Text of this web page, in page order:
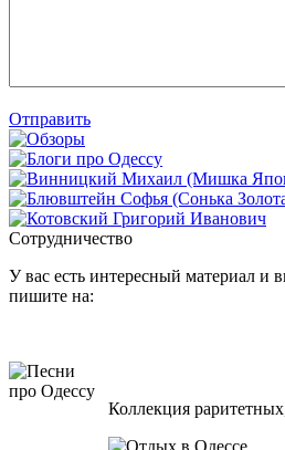
Отправить
Сотрудничество
У вас есть интересный материал и
пишите на:
Коллекция